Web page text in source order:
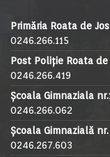
Primăria Roata de Jos
0246.266.115
Post Poliție Roata de
0246.266.419
Școala Gimnaziala
0246.266.062
Școala Gimnazială
0246.267.603